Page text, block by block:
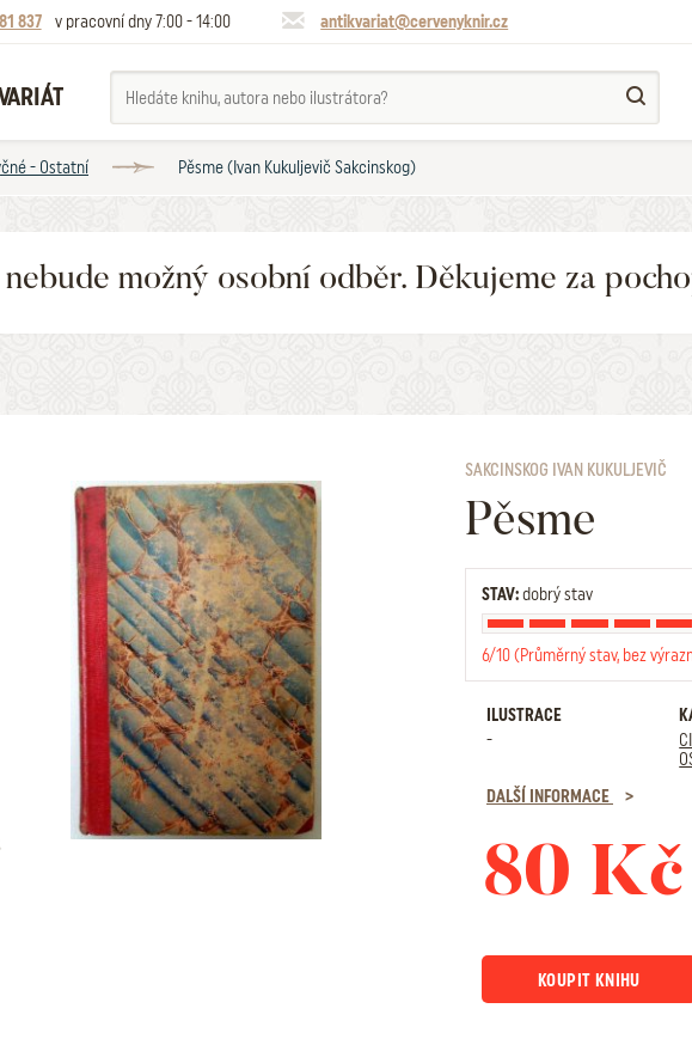
837 v pracovní dny 7:00 - 14:00 antikvariat@cervenyknir.cz
- Ostatní Pěsme (Ivan Kukuljevič Sakcinskog)
možný osobní odběr. Děkujeme za
SAKCINSKOG IVAN KUKULJEVIČ
Pěsme
STAV:dobrý stav
6/10 (Průměrný stav, bez
ILUSTRACE
-
DALŠÍ INFORMACE
80 Kč
KOUPIT KNIHU